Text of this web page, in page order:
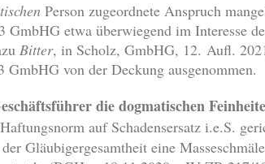
Person zugeordnete Anspruch
etwa überwiegend im Interesse
Bitter, in Scholz, GmbHG, 12. Aufl.
von der Deckung ausgenommen.
die dogmatischen
auf Schadensersatz i.e.S.
Gläubigergesamtheit eine